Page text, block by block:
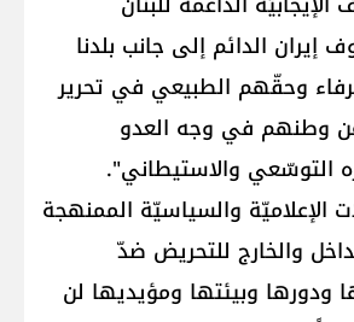
إيران الدائم إلى جانب بلدنا
وحقّهم الطبيعي في تحرير
وطنهم في وجه العدو
التوسّعي والاستيطاني".
الإعلاميّة والسياسيّة الممنهجة
والخارج للتحريض ضدّ
ودورها وبيئتها ومؤيديها لن